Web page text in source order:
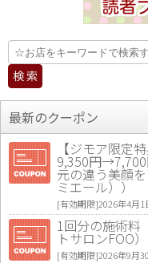
最新のクーポン
【ジモア限定
9,350円→7,700
元の違う美顔
ミエール））
[有効期限]2026年4月1
1回分の施術料
トサロンFOO）
[有効期限]2026年9月